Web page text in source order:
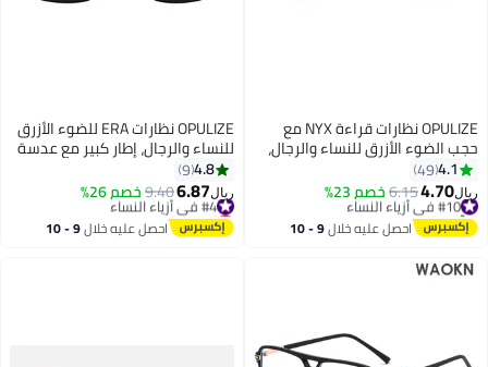
OPULIZE نظارات قراءة NYX مع
حجب الضوء الأزرق للنساء والرجال،
إطار مستطيل مع حماية من الأشعة
فوق البنفسجية وإجهاد العين،
نظارات كمبيوتر للألعاب مضادة
للتوهج، رمادي +1.5 (عبوة من 1)
4.1
49
ريال4.70
6.15خصم 23% #10 في أزياء النساء
تم بيع +10 مؤخرًا
#10 في أزياء النساء احصل عليه خلال 9 - 10
OPULIZE نظارات ERA للضوء الأزرق
للنساء والرجال، إطار كبير مع عدسة
شفافة وحماية UV400، مضادة
للانعكاس ومضادة للتوهج، نظارات
الكمبيوتر والشاشة، سوداء (عبوة
من 1)
4.8
9
ريال6.87
9.40خصم 26% #4 في أزياء النساء
أقل سعر في 30 يوم
#4 في أزياء النساء احصل عليه خلال 9 - 10